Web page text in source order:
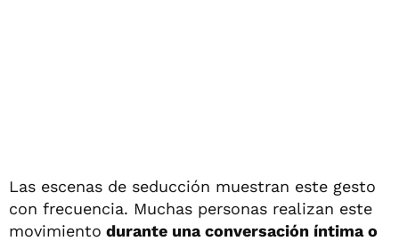
Las escenas de seducción muestran este gesto
con frecuencia. Muchas personas realizan este
movimiento durante una conversación íntima o